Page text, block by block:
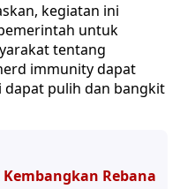
kegiatan ini
untuk
tentang
immunity dapat
pulih dan bangkit
Rebana